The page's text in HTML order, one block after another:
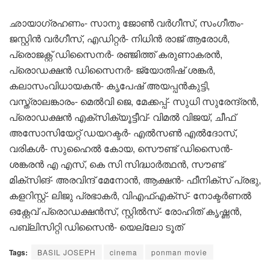
ഛായാഗ്രഹണം- സാനു ജോൺ വർഗീസ്, സംഗീതം-
ജസ്റ്റിൻ വർഗീസ്, എഡിറ്റർ- നിധിൻ രാജ് ആരോൾ,
പ്രൊജക്റ്റ് ഡിസൈനർ- രഞ്ജിത്ത് കരുണാകരൻ,
പ്രൊഡക്ഷൻ ഡിസൈനർ- ജ്യോതിഷ് ശങ്കർ,
കലാസംവിധായകൻ- കൃപേഷ് അയപ്പൻകുട്ടി,
വസ്ത്രാലങ്കാരം- മെൽവി ജെ, മേക്കപ്പ്- സുധി സുരേന്ദ്രൻ,
പ്രൊഡക്ഷൻ എക്സിക്യൂട്ടീവ്- വിമൽ വിജയ്, ചീഫ്
അസോസിയേറ്റ് ഡയറക്ടർ- എൽസൺ എൽദോസ്,
വരികൾ- സുഹൈൽ കോയ, സൌണ്ട് ഡിസൈൻ-
ശങ്കരൻ എ എസ്, കെ സി സിദ്ധാർത്ഥൻ, സൗണ്ട്
മിക്സിങ്- അരവിന്ദ് മേനോൻ, ആക്ഷൻ- ഫീനിക്സ് പ്രഭു,
കളറിസ്റ്റ്- ലിജു പ്രഭാകർ, വിഎഫ്എക്സ്- നോക്ടർണൽ
ഒക്റ്റേവ് പ്രൊഡക്ഷൻസ്, സ്റ്റിൽസ്- രോഹിത് കൃഷ്ണൻ,
പബ്ലിസിറ്റി ഡിസൈൻ- യെല്ലോ ടൂത്
Tags: BASIL JOSEPH cinema ponman movie